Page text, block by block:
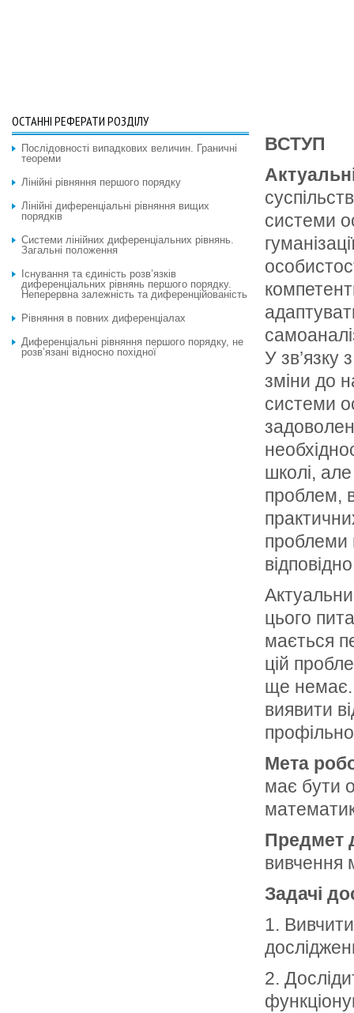
ВСТУП
системи
У зв’язку
зміни до
системи
школі,
проблем,
проблеми
цього
мається
цій
ще немає.
виявити
Мета
має бути
Предмет
вивчення
Задачі
1.
2.
ОСТАННІ РЕФЕРАТИ РОЗДІЛУ
Послідовності випадкових величин. Граничні
теореми
Лінійні рівняння першого порядку
Лінійні диференціальні рівняння вищих
порядків
Системи лінійних диференціальних рівнянь.
Загальні положення
Існування та єдиність розв’язків
диференціальних рівнянь першого порядку.
Неперервна залежність та диференційованість
Рівняння в повних диференціалах
Диференціальні рівняння першого порядку, не
розв’язані відносно похідної